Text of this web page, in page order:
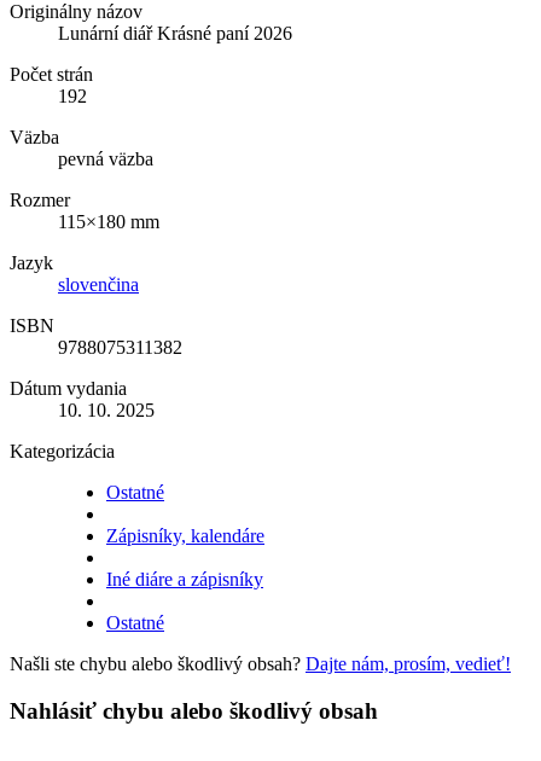
Originálny názov
Lunární diář Krásné paní 2026
Počet strán
192
Väzba
pevná väzba
Rozmer
115×180 mm
Jazyk
slovenčina
ISBN
9788075311382
Dátum vydania
10. 10. 2025
Kategorizácia
Ostatné
Zápisníky, kalendáre
Iné diáre a zápisníky
Ostatné
Našli ste chybu alebo škodlivý obsah? Dajte nám, prosím, vedieť!
Nahlásiť chybu alebo škodlivý obsah